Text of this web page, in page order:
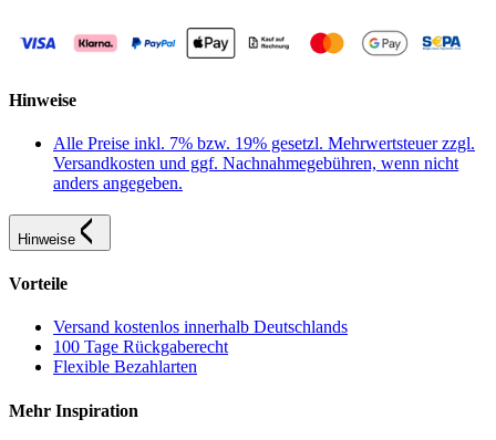
Hinweise
Alle Preise inkl. 7% bzw. 19% gesetzl. Mehrwertsteuer zzgl.
Versandkosten und ggf. Nachnahmegebühren, wenn nicht
anders angegeben.
Hinweise
Vorteile
Versand kostenlos innerhalb Deutschlands
100 Tage Rückgaberecht
Flexible Bezahlarten
Mehr Inspiration